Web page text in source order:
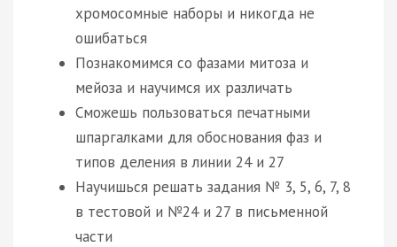
хромосомные наборы и никогда не
ошибаться
Познакомимся со фазами митоза и
мейоза и научимся их различать
Сможешь пользоваться печатными
шпаргалками для обоснования фаз и
типов деления в линии 24 и 27
Научишься решать задания № 3, 5, 6, 7, 8
в тестовой и №24 и 27 в письменной
части